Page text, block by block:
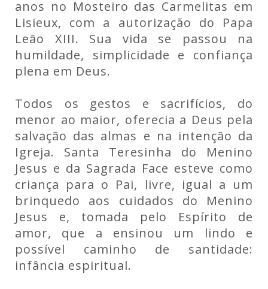
anos no Mosteiro das Carmelitas em
Lisieux, com a autorização do Papa
Leão XIII. Sua vida se passou na
humildade, simplicidade e confiança
plena em Deus.
Todos os gestos e sacrifícios, do
menor ao maior, oferecia a Deus pela
salvação das almas e na intenção da
Igreja. Santa Teresinha do Menino
Jesus e da Sagrada Face esteve como
criança para o Pai, livre, igual a um
brinquedo aos cuidados do Menino
Jesus e, tomada pelo Espírito de
amor, que a ensinou um lindo e
possível caminho de santidade:
infância espiritual.